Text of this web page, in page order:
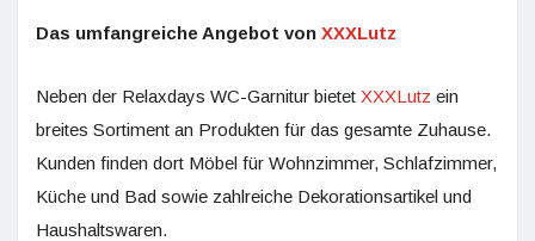
Das umfangreiche Angebot von XXXLutz
Neben der Relaxdays WC-Garnitur bietet XXXLutz ein
breites Sortiment an Produkten für das gesamte Zuhause.
Kunden finden dort Möbel für Wohnzimmer, Schlafzimmer,
Küche und Bad sowie zahlreiche Dekorationsartikel und
Haushaltswaren.